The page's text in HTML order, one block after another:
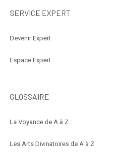
SERVICE EXPERT
Devenir Expert
Espace Expert
GLOSSAIRE
La Voyance de A à Z
Les Arts Divinatoires de A à Z